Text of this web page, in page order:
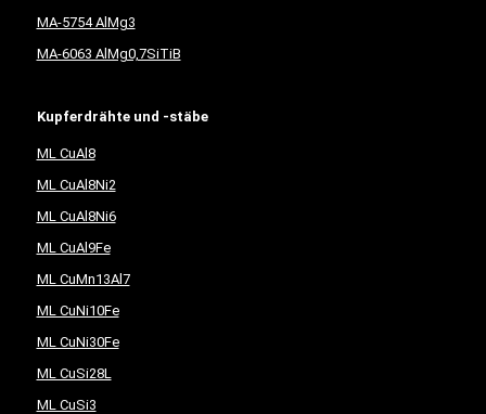
MA-5754 AlMg3
MA-6063 AlMg0,7SiTiB
Kupferdrähte und -stäbe
ML CuAl8
ML CuAl8Ni2
ML CuAl8Ni6
ML CuAl9Fe
ML CuMn13Al7
ML CuNi10Fe
ML CuNi30Fe
ML CuSi28L
ML CuSi3